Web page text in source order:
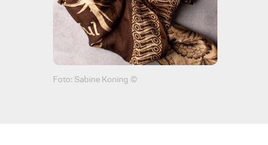
Foto: Sabine Koning ©